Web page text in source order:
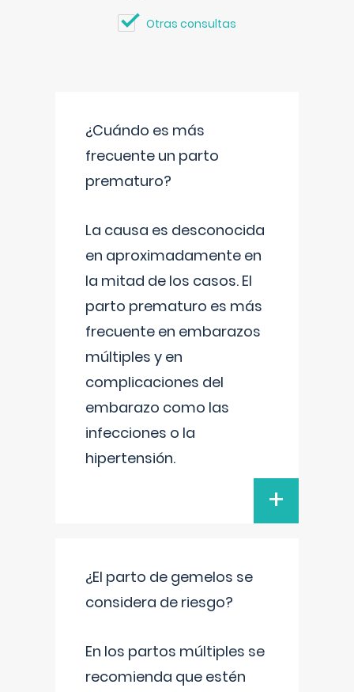
Otras consultas
¿Cuándo es más
frecuente un parto
prematuro?
La causa es desconocida
en aproximadamente en
la mitad de los casos. El
parto prematuro es más
frecuente en embarazos
múltiples y en
complicaciones del
embarazo como las
infecciones o la
hipertensión.
+
¿El parto de gemelos se
considera de riesgo?
En los partos múltiples se
recomienda que estén